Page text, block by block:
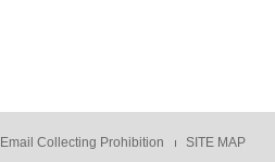
Email Collecting Prohibition SITE MAP